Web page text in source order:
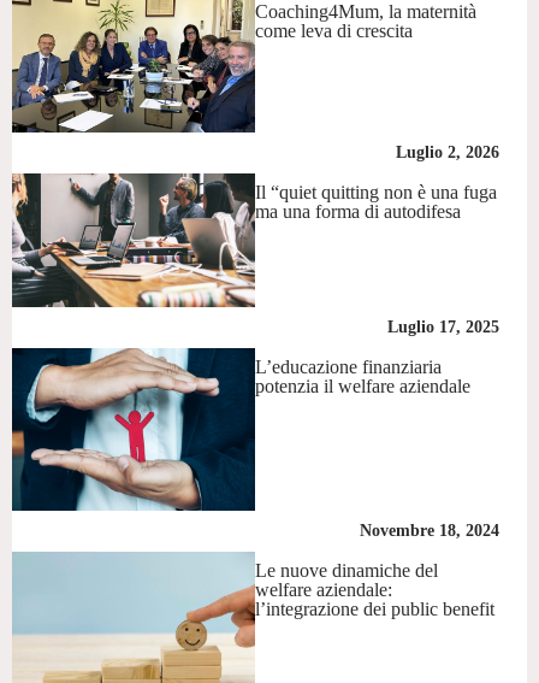
Coaching4Mum, la maternità
come leva di crescita
Luglio 2, 2026
Il “quiet quitting non è una fuga
ma una forma di autodifesa
Luglio 17, 2025
L’educazione finanziaria
potenzia il welfare aziendale
Novembre 18, 2024
Le nuove dinamiche del
welfare aziendale:
l’integrazione dei public benefit